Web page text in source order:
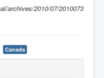
archives/2010/07/2010073
Canada